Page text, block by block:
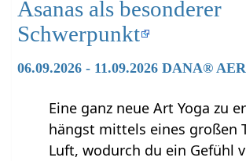
Asanas als besonderer
Schwerpunkt
06.09.2026 - 11.09.2026 DANA®
Eine ganz neue Art Yoga zu
hängst mittels eines großen
Luft, wodurch du ein Gefühl